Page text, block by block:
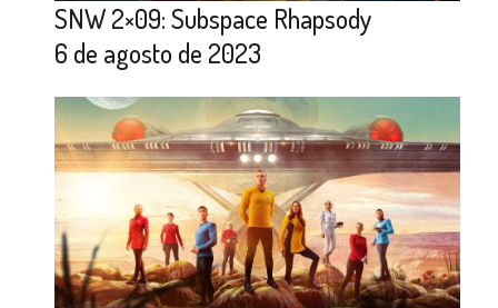
SNW 2×09: Subspace Rhapsody
6 de agosto de 2023